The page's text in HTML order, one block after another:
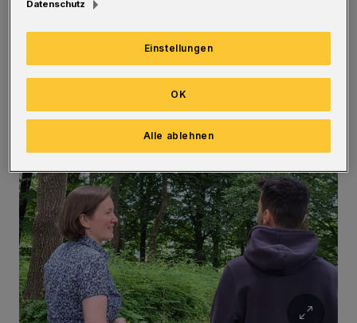
der Seele, nachdem Claudia Andrews sie
angesprochen hat. In der Prüfungszeit, die
rund um den Start der Semesterferien ihren
Höhepunkt erreicht, stehen viele unter
Datenschutz
Einstellungen
Alle ablehnen
OK